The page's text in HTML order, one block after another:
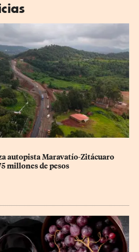
autopista Maravatío-Zitácuaro
millones de pesos